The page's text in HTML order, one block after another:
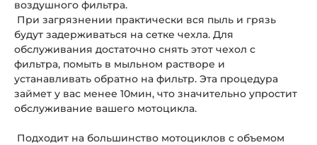
воздушного фильтра.
При загрязнении практически вся пыль и грязь
будут задерживаться на сетке чехла. Для
обслуживания достаточно снять этот чехол с
фильтра, помыть в мыльном растворе и
устанавливать обратно на фильтр. Эта процедура
займет у вас менее 10мин, что значительно упростит
обслуживание вашего мотоцикла.
Подходит на большинство мотоциклов с объемом